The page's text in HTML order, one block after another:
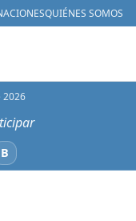
QUIÉNES SOMOS
2026
BBluesky